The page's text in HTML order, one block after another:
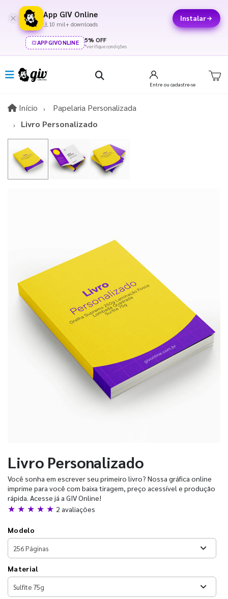
App GIV Online
10 mil+ downloads
Instalar
APPGIVONLINE 5% OFF
*verifique condições
Entre ou cadastre-se
Início InícioPapelaria Personalizada
Livro Personalizado
Livro Personalizado
Você sonha em escrever seu primeiro livro? Nossa gráfica online
imprime para você com baixa tiragem, preço acessível e produção
rápida. Acesse já a GIV Online!
★ ★ ★ ★ ★ 2 avaliações
Modelo
Material